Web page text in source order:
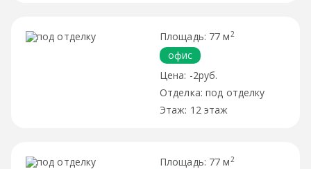
77 м 2
офис
-2руб.
под отделку
12 этаж
77 м 2